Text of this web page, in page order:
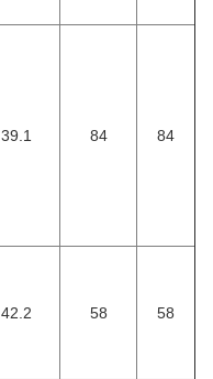
39.1 84 84
42.2 58 58